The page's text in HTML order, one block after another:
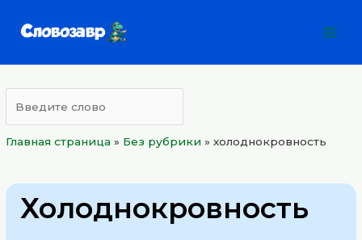
Главная страница » Без рубрики »холоднокровность
Холоднокровность